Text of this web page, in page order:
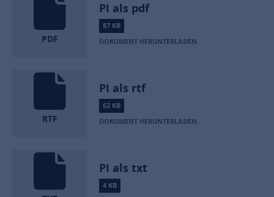
PDF
PI als pdf
87 KB
DOKUMENT HERUNTERLADEN
RTF
PI als rtf
62 KB
DOKUMENT HERUNTERLADEN
PI als txt
4 KB